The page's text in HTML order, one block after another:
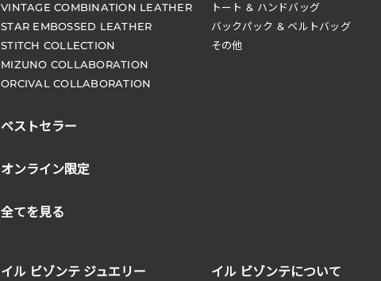
VINTAGE COMBINATION LEATHER
STAR EMBOSSED LEATHER
STITCH COLLECTION
MIZUNO COLLABORATION
ORCIVAL COLLABORATION
ベストセラー
オンライン限定
全てを見る
トート & ハンドバッグ
バックパック & ベルトバッグ
その他
イル ビゾンテ ジュエリー イル ビゾンテについて